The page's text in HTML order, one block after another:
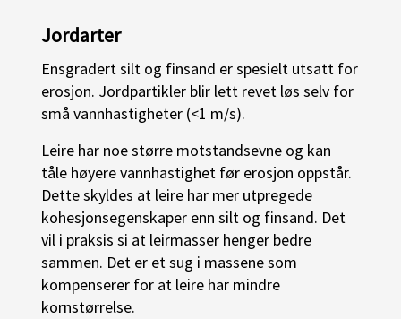
Jordarter
Ensgradert silt og finsand er spesielt utsatt for
erosjon. Jordpartikler blir lett revet løs selv for
små vannhastigheter (<1 m/s).
Leire har noe større motstandsevne og kan
tåle høyere vannhastighet før erosjon oppstår.
Dette skyldes at leire har mer utpregede
kohesjonsegenskaper enn silt og finsand. Det
vil i praksis si at leirmasser henger bedre
sammen. Det er et sug i massene som
kompenserer for at leire har mindre
kornstørrelse.